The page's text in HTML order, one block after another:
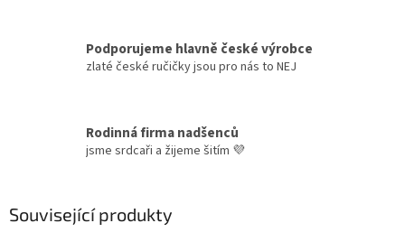
Podporujeme hlavně české výrobce
zlaté české ručičky jsou pro nás to NEJ
Rodinná firma nadšenců
jsme srdcaři a žijeme šitím 💜
Související produkty